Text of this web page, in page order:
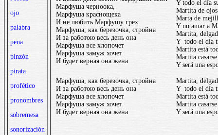
ojo
palabra
pena
pinzón
pirata
profético
pronombres
sobremesa
sonorización
Марфуша черноока,
Марфуша краснощека
И не любить Марфушу грех
Марфуша, как березочка, стройна
И за работою весь день она
Марфуша все хлопочет
Марфуша замуж хочет
И будет верная она жена
Y todo el día
Martita de
Marta de
Y no amar a
Martita,
Y todo el día
Martita está
Martita
Y será una
Марфуша, как березочка, стройна
И за работою весь день она
Марфуша все хлопочет
Марфуша замуж хочет
И будет верная она жена
Martita,
Y todo el día
Martita está
Martita
Y será una